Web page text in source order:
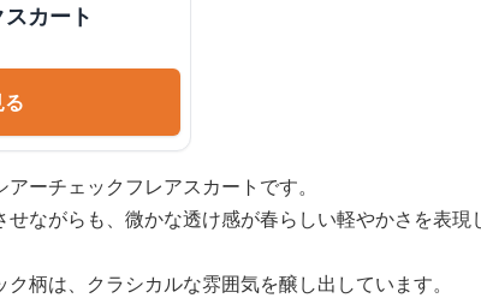
カート
ーチェックフレアスカートです。
せながらも、微かな透け感が春らしい軽やかさを表現
柄は、クラシカルな雰囲気を醸し出しています。